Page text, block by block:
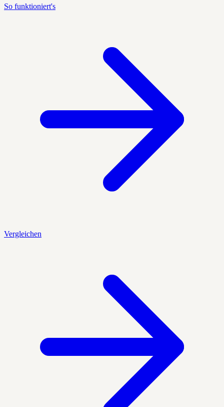
So funktioniert's
Vergleichen